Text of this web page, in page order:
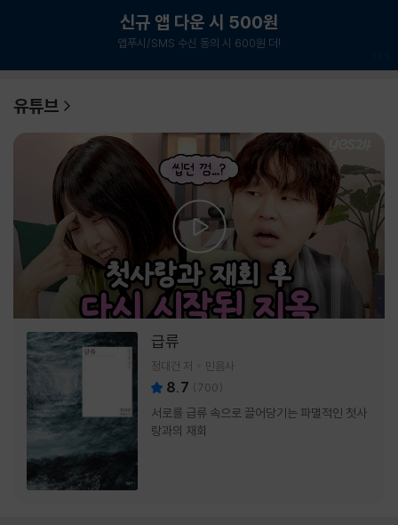
신규 앱 다운 시 500원
앱푸시/SMS 수신 동의 시 600원 더!
유튜브
급류
정대건 저 민음사
8.7 (700)
서로를 급류 속으로 끌어당기는 파멸적인 첫사
랑과의 재회